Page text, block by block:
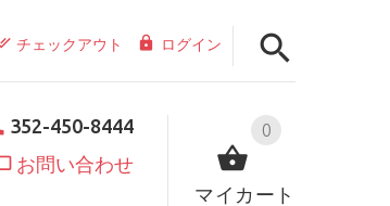
チェックアウト ログイン
0
マイカート
352-450-8444
お問い合わせ